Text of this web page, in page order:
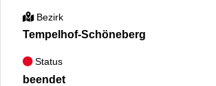
Bezirk
Tempelhof-Schöneberg
Status
beendet